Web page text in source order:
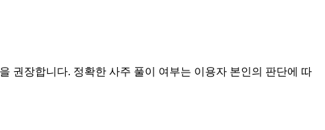
권장합니다. 정확한 사주 풀이 여부는 이용자 본인의 판단에 따